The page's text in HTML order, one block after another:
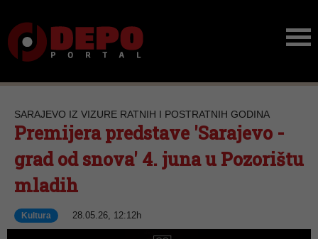
SARAJEVO IZ VIZURE RATNIH I POSTRATNIH GODINA
Premijera predstave 'Sarajevo -
grad od snova' 4. juna u Pozorištu
mladih
Kultura 28.05.26, 12:12h